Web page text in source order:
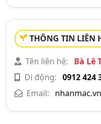
THÔNG TIN LIÊN
Tên liên hệ:
Bà Lê
Di động: 0912 424
Email: